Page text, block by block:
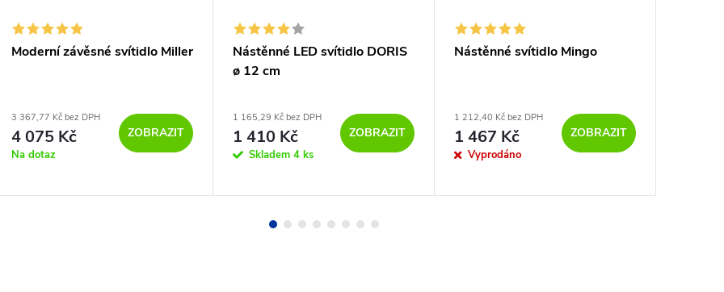
Moderní závěsné svítidlo Miller
3 367,77 Kč bez DPH
4 075 Kč
Na dotaz
ZOBRAZIT
Nástěnné LED svítidlo DORIS
ø 12 cm
1 165,29 Kč bez DPH
1 410 Kč
Skladem 4 ks
ZOBRAZIT
Nástěnné svítidlo Mingo
1 212,40 Kč bez DPH
1 467 Kč
Vyprodáno
ZOBRAZIT